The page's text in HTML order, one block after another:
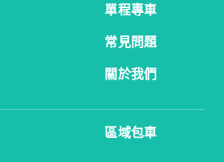
單程專車
常見問題
關於我們
區域包車